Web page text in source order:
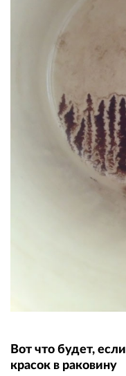
Вот что будет,
красок в раковину